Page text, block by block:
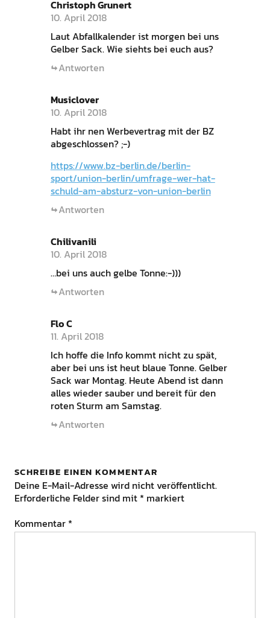
Christoph Grunert
10. April 2018
Laut Abfallkalender ist morgen bei uns
Gelber Sack. Wie siehts bei euch aus?
Antworten
Musiclover
10. April 2018
Habt ihr nen Werbevertrag mit der BZ
abgeschlossen? ;-)
https://www.bz-berlin.de/berlin-
sport/union-berlin/umfrage-wer-hat-
schuld-am-absturz-von-union-berlin
Antworten
Chilivanili
10. April 2018
…bei uns auch gelbe Tonne:-)))
Antworten
Flo C
11. April 2018
Ich hoffe die Info kommt nicht zu spät,
aber bei uns ist heut blaue Tonne. Gelber
Sack war Montag. Heute Abend ist dann
alles wieder sauber und bereit für den
roten Sturm am Samstag.
Antworten
SCHREIBE EINEN KOMMENTAR
Deine E-Mail-Adresse wird nicht veröffentlicht.
Erforderliche Felder sind mit * markiert
Kommentar *